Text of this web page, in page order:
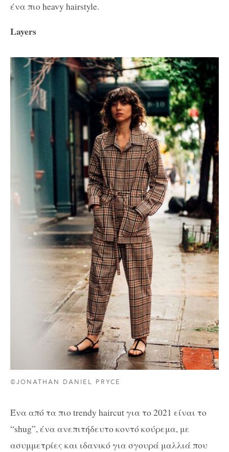
ένα πιο heavy hairstyle.
Layers
©JONATHAN DANIEL PRYCE
Ένα από τα πιο trendy haircut για το 2021 είναι το
“shug”, ένα ανεπιτήδευτο κοντό κούρεμα, με
ασυμμετρίες και ιδανικό για σγουρά μαλλιά που